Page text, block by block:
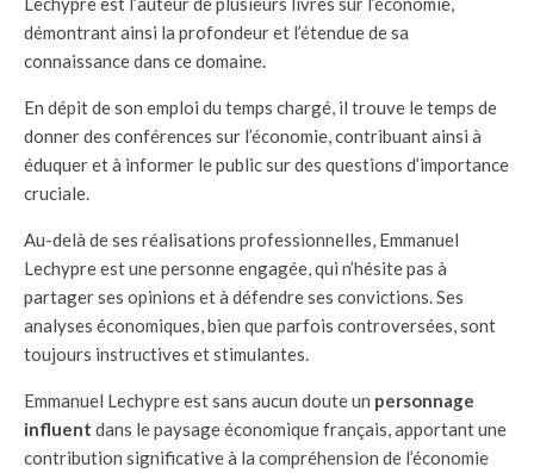
démontrant ainsi la profondeur et l’étendue de sa
connaissance dans ce domaine.
En dépit de son emploi du temps chargé, il trouve le temps de
donner des conférences sur l’économie, contribuant ainsi à
éduquer et à informer le public sur des questions d’importance
cruciale.
Au-delà de ses réalisations professionnelles, Emmanuel
Lechypre est une personne engagée, qui n’hésite pas à
partager ses opinions et à défendre ses convictions. Ses
analyses économiques, bien que parfois controversées, sont
toujours instructives et stimulantes.
Emmanuel Lechypre est sans aucun doute un personnage
influent dans le paysage économique français, apportant une
contribution significative à la compréhension de l’économie